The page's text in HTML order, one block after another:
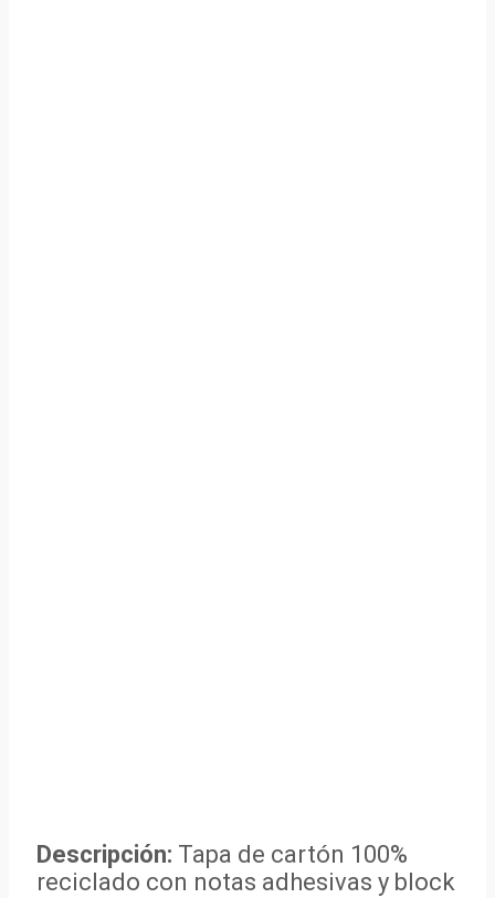
Descripción: Tapa de cartón 100%
reciclado con notas adhesivas y block